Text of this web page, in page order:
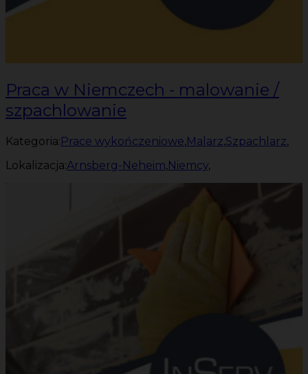
Praca w Niemczech - malowanie /
szpachlowanie
Kategoria:Prace wykończeniowe,Malarz,Szpachlarz,
Lokalizacja:Arnsberg-Neheim,Niemcy,